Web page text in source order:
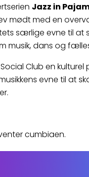
Jazz in
mødt med en
særlige evne til at
musik, dans og
Club en kulturel
evne til at
cumbiaen.